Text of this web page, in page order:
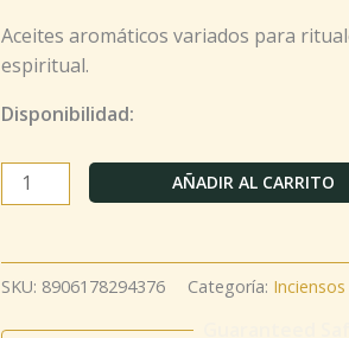
Aceites aromáticos variados para
espiritual.
Disponibilidad:
AÑADIR AL CARRITO
SKU: 8906178294376 Categoría: